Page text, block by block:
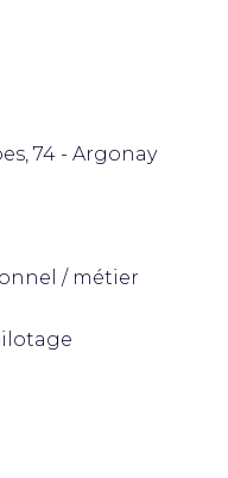
74 - Argonay
/ métier